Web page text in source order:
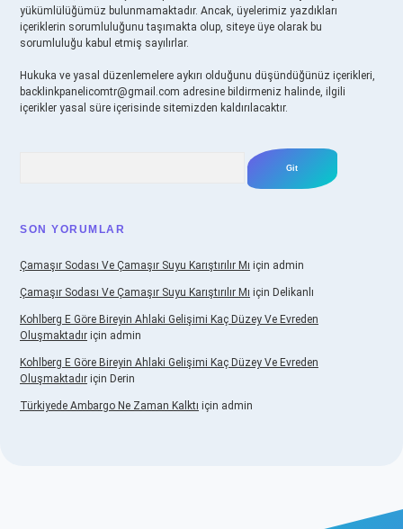
yükümlülüğümüz bulunmamaktadır. Ancak, üyelerimiz yazdıkları
içeriklerin sorumluluğunu taşımakta olup, siteye üye olarak bu
sorumluluğu kabul etmiş sayılırlar.
Hukuka ve yasal düzenlemelere aykırı olduğunu düşündüğünüz içerikleri,
backlinkpanelicomtr@gmail.com adresine bildirmeniz halinde, ilgili
içerikler yasal süre içerisinde sitemizden kaldırılacaktır.
SON YORUMLAR
Çamaşır Sodası Ve Çamaşır Suyu Karıştırılır Mı için admin
Çamaşır Sodası Ve Çamaşır Suyu Karıştırılır Mı için Delikanlı
Kohlberg E Göre Bireyin Ahlaki Gelişimi Kaç Düzey Ve Evreden
Oluşmaktadır için admin
Kohlberg E Göre Bireyin Ahlaki Gelişimi Kaç Düzey Ve Evreden
Oluşmaktadır için Derin
Türkiyede Ambargo Ne Zaman Kalktı için admin